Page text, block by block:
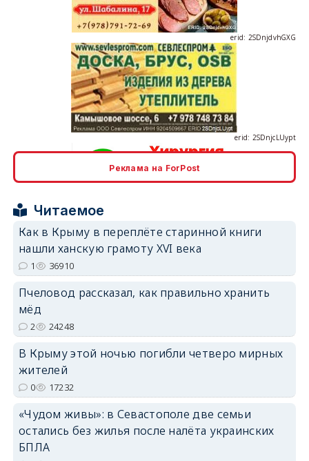
Реклама на ForPost
Читаемое
Как в Крыму в переплёте старинной книги
нашли ханскую грамоту XVI века
1 36910
Пчеловод рассказал, как правильно хранить
мёд
2 24248
В Крыму этой ночью погибли четверо мирных
жителей
0 17232
«Чудом живы»: в Севастополе две семьи
остались без жилья после налёта украинских
БПЛА